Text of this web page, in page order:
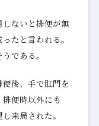
ないと排便が無
たと言われる。
である。
後、手で肛門を
便時以外にも
来局された。